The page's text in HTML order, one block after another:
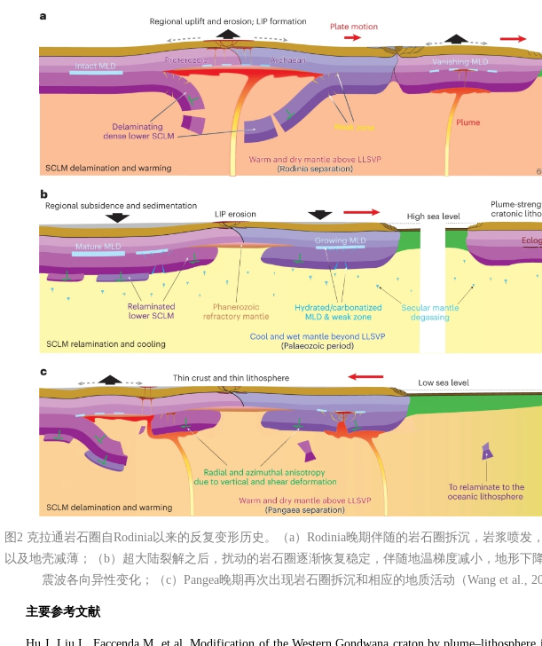
图 2 克拉通岩石圈自Rodinia以来的反复变形历史。（a） Rodinia晚期伴随的岩石圈拆沉，岩浆喷发
以及地壳减薄；（b）超大陆裂解之后，扰动的岩石圈逐渐恢复稳定，伴随地温梯度减小，地形下
震波各向异性变化；（c） Pangea晚期再次出现岩石圈拆沉和相应的地质活动（Wang et al.,
主要参考文献